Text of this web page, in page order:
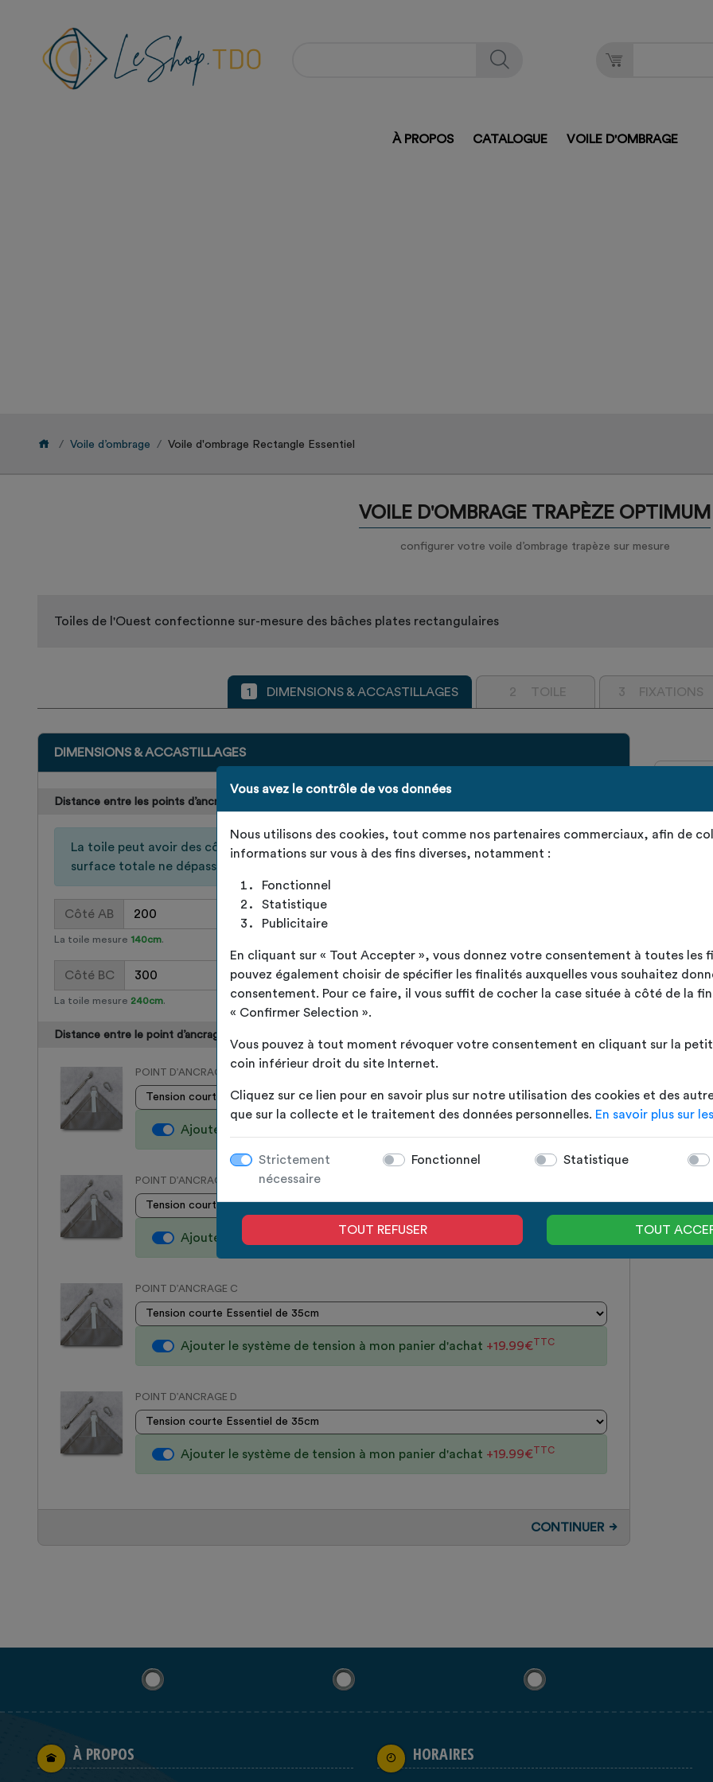
Vous avez le contrôle de vos données
Nous utilisons des cookies, tout comme nos partenaires commerciaux, afin de
informations sur vous à des fins diverses, notamment :
Fonctionnel
Statistique
Publicitaire
En cliquant sur « Tout Accepter », vous donnez votre consentement à toutes les
pouvez également choisir de spécifier les finalités auxquelles vous souhaitez
consentement. Pour ce faire, il vous suffit de cocher la case située à côté de la
« Confirmer Selection ».
Vous pouvez à tout moment révoquer votre consentement en cliquant sur la
coin inférieur droit du site Internet.
Cliquez sur ce lien pour en savoir plus sur notre utilisation des cookies et des
que sur la collecte et le traitement des données personnelles. En savoir plus sur
Strictement
nécessaire
Fonctionnel Statistique
TOUT REFUSER TOUT
À PROPOS CATALOGUE VOILE D'OMBRAGE
Voile d’ombrage Voile d'ombrage Rectangle Essentiel
VOILE D'OMBRAGE TRAPÈZE OPTIMUM
configurer votre voile d’ombrage trapèze sur mesure
Toiles de l'Ouest confectionne sur-mesure des bâches plates rectangulaires
1 DIMENSIONS & ACCASTILLAGES 2 TOILE 3 FIXATIONS
DIMENSIONS & ACCASTILLAGES
Distance entre les points d’ancrage :
La toile peut avoir des côtés compris entre 100 et 750 centimètres, à condition que sa
surface totale ne dépasse pas 25m².
Côté AB
La toile mesure 140cm.
Côté BC cm
La toile mesure 240cm.
Distance entre le point d’ancrage et l’angle de la toile :
POINT D’ANCRAGE A
Ajouter le système de tension à mon panier d'achat
POINT D’ANCRAGE B
Ajouter le système de tension à mon panier d'achat +19.99€
POINT D’ANCRAGE C
Ajouter le système de tension à mon panier d'achat +19.99€TTC
POINT D’ANCRAGE D
Ajouter le système de tension à mon panier d'achat +19.99€TTC
CONTINUER
À PROPOS HORAIRES